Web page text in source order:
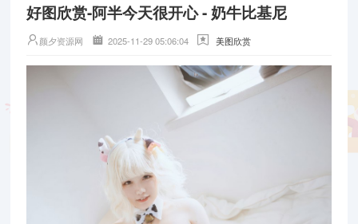
好图欣赏-阿半今天很开心 - 奶牛比基尼
颜夕资源网 2025-11-29 05:06:04 美图欣赏